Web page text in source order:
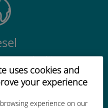
uses cookies and
your experience
experience on our
dünya
hücresel